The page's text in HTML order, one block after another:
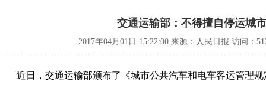
石河子市公交公司荣获全国五一劳动奖状
宜昌公交春节滨江观光定制巴士18日开行！
传承张謇精神•厚植为民情怀•党建引领前行•文化润企发展——南通
今日生效！新《安全生产法》处罚条款对照
交通运输部、科学技术部发布关于科技创新驱动加快建设交通强国
交通运输部：不得擅自停运城
2017年04月01日 15:22:00 来源：人民日报 访问：
近日，交通运输部颁布了《城市公共汽车和电车客运管理